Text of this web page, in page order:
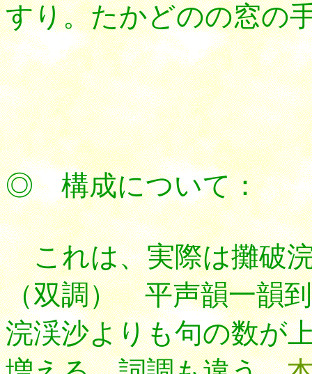
すり。たかどのの窓の
◎ 構成について：
これは、実際は攤破
（双調） 平声韻一韻
浣渓沙よりも句の数が